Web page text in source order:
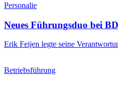
Personalie
Neues Führungsduo bei
Erik Feijen legte seine
Betriebsführung